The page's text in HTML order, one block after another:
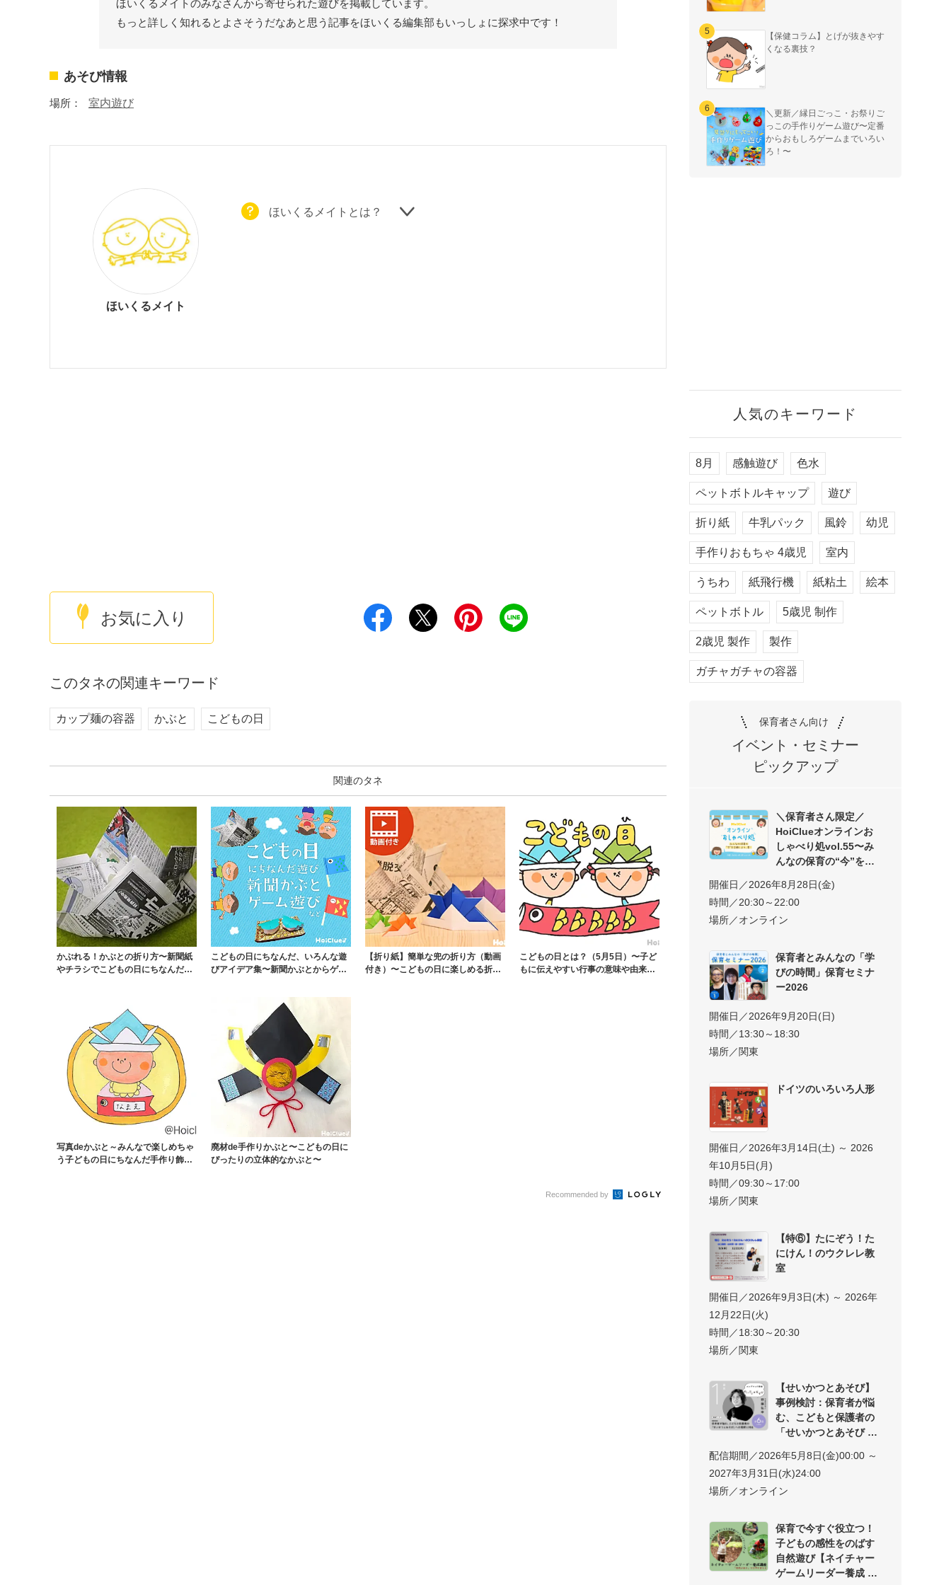
ほいくるメイトのみなさんから寄せられた遊びを掲載しています。
もっと詳しく知れるとよさそうだなあと思う記事をほいくる編集部もいっしょに探求中です！
あそび情報
場所： 室内遊び
ほいくるメイト
ほいくるメイトとは？
お気に入り
このタネの関連キーワード
カップ麺の容器 かぶと こどもの日
関連のタネ
かぶれる！かぶとの折り方〜新聞紙
やチラシでこどもの日にちなんだ製
こどもの日にちなんだ、いろんな遊
びアイデア集〜新聞かぶとからゲー
【折り紙】簡単な兜の折り方（動画
付き）〜こどもの日に楽しめる折り
こどもの日とは？（5月5日）〜子ど
もに伝えやすい行事の意味や由来、
写真deかぶと～みんなで楽しめちゃ
う子どもの日にちなんだ手作り飾り
廃材de手作りかぶと〜こどもの日に
ぴったりの立体的なかぶと〜
Recommended by
【保健コラム】とげが抜きやす
くなる裏技？
＼更新／縁日ごっこ・お祭りご
っこの手作りゲーム遊び〜定番
からおもしろゲームまでいろい
ろ！〜
人気のキーワード
8月 感触遊び 色水
ペットボトルキャップ 遊び
折り紙 牛乳パック 風鈴 幼児
手作りおもちゃ 4歳児 室内
うちわ 紙飛行機 紙粘土 絵本
ペットボトル 5歳児 制作
2歳児 製作 製作
ガチャガチャの容器
保育者さん向け
イベント・セミナー
ピックアップ
＼保育者さん限定／
HoiClueオンラインお
しゃべり処vol.55〜み
んなの保育の“今”を交
開催日／2026年8月28日(金)
時間／20:30～22:00
場所／オンライン
保育者とみんなの「学
びの時間」保育セミナ
ー2026
開催日／2026年9月20日(日)
時間／13:30～18:30
場所／関東
ドイツのいろいろ人形
開催日／2026年3月14日(土) ～ 2026
年10月5日(月)
時間／09:30～17:00
場所／関東
【特⑥】たにぞう！た
にけん！のウクレレ教
室
開催日／2026年9月3日(木) ～ 2026年
12月22日(火)
時間／18:30～20:30
場所／関東
【せいかつとあそび】
事例検討：保育者が悩
む、こどもと保護者の
「せいかつとあそび
配信期間／2026年5月8日(金)00:00 ～
2027年3月31日(水)24:00
場所／オンライン
保育で今すぐ役立つ！
子どもの感性をのばす
自然遊び【ネイチャー
ゲームリーダー養成